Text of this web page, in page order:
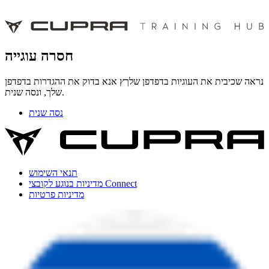
חסרה עוגייה
נראה שכיבית את העוגיות בדפדפן שלךץ אנא בדוק את ההגדרות בדפדפן
שלך, ונסה שנית.
נסה שנית
תנאי השימוש
מדיניות בנוגע לקובצי Connect
מדיניות פרטיות